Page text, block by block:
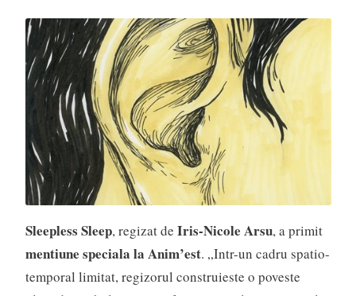
Sleepless Sleep, regizat de Iris-Nicole Arsu, a primit
mentiune speciala la Anim’est. „Intr-un cadru spatio-
temporal limitat, regizorul construieste o poveste